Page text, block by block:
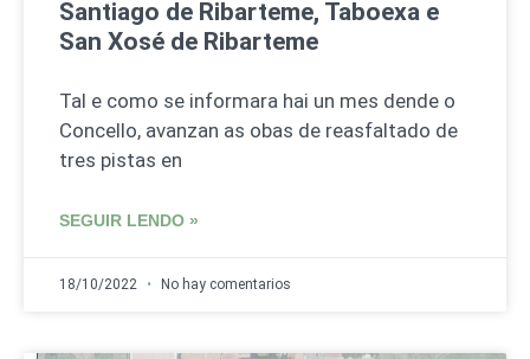
Santiago de Ribarteme, Taboexa e
San Xosé de Ribarteme
Tal e como se informara hai un mes dende o
Concello, avanzan as obas de reasfaltado de
tres pistas en
SEGUIR LENDO »
18/10/2022 No hay comentarios